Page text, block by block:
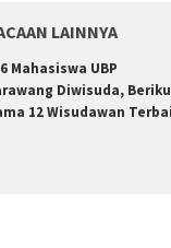
LAINNYA
Mahasiswa UBP
Diwisuda,
12 Wisudawan